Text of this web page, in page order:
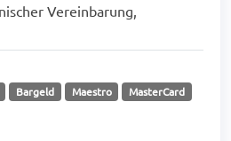
Vereinbarung,
Bargeld Maestro MasterCard